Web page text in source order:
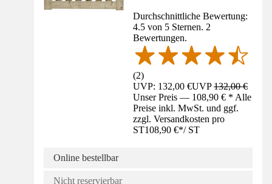
Durchschnittliche Bewertung:
4.5 von 5 Sternen. 2
Bewertungen.
(2)
UVP: 132,00 €UVP132,00 €
Unser Preis — 108,90 € * Alle
Preise inkl. MwSt. und ggf.
zzgl. Versandkosten pro
ST108,90 €*/ ST
Online bestellbar
Nicht reservierbar